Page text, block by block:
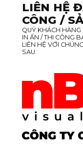
LIÊN HỆ
CÔNG /
QUÝ KHÁCH
IN ẤN / THI CÔNG
LIÊN HỆ VỚI
SAU: